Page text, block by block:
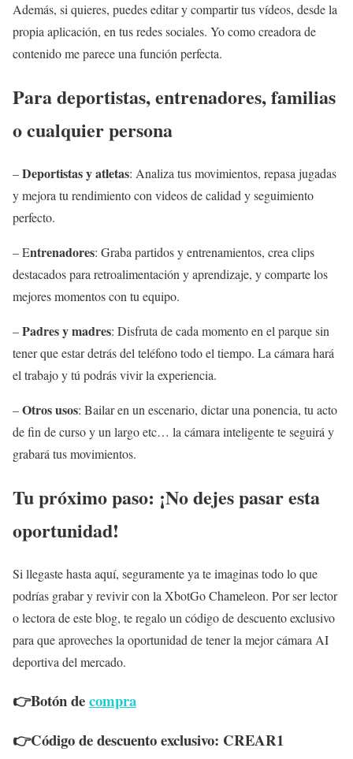
Además, si quieres, puedes editar y compartir tus vídeos, desde la
propia aplicación, en tus redes sociales. Yo como creadora de
contenido me parece una función perfecta.
Para deportistas, entrenadores, familias
o cualquier persona
–Deportistas y atletas: Analiza tus movimientos, repasa jugadas
y mejora tu rendimiento con videos de calidad y seguimiento
perfecto.
– Entrenadores: Graba partidos y entrenamientos, crea clips
destacados para retroalimentación y aprendizaje, y comparte los
mejores momentos con tu equipo.
–Padres y madres: Disfruta de cada momento en el parque sin
tener que estar detrás del teléfono todo el tiempo. La cámara hará
el trabajo y tú podrás vivir la experiencia.
–Otros usos: Bailar en un escenario, dictar una ponencia, tu acto
de fin de curso y un largo etc… la cámara inteligente te seguirá y
grabará tus movimientos.
Tu próximo paso: ¡No dejes pasar esta
oportunidad!
Si llegaste hasta aquí, seguramente ya te imaginas todo lo que
podrías grabar y revivir con la XbotGo Chameleon. Por ser lector
o lectora de este blog, te regalo un código de descuento exclusivo
para que aproveches la oportunidad de tener la mejor cámara AI
deportiva del mercado.
👉Botón decompra
👉Código de descuento exclusivo: CREAR1